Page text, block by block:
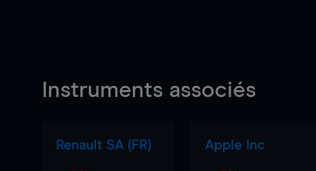
Instruments associés
Renault SA (FR) Apple Inc